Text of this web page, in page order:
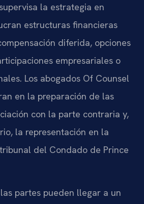
la estrategia en
estructuras financieras
diferida, opciones
empresariales o
Los abogados Of Counsel
en la preparación de las
con la parte contraria y,
la representación en la
del Condado de Prince
partes pueden llegar a un